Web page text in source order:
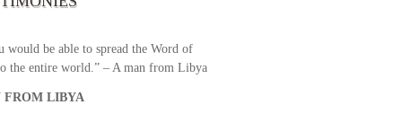
a bit so we can benefit more? May
would be able to spread the Word of
the entire world.” – A man from Libya
FROM LIBYA